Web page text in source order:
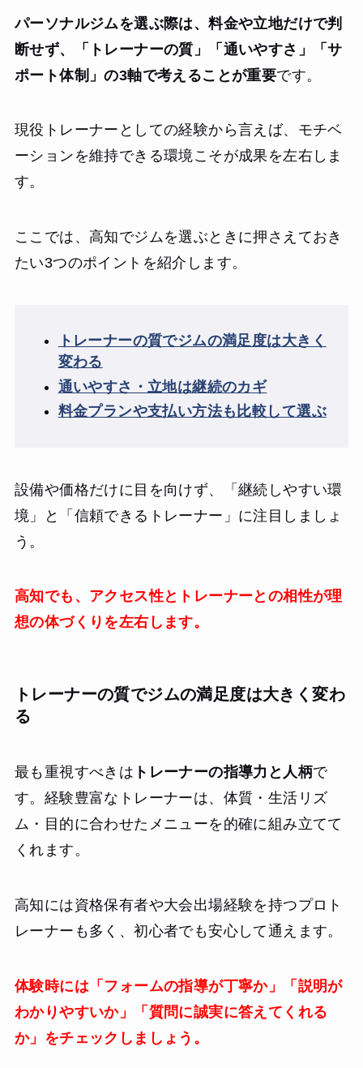
パーソナルジムを選ぶ際は、料金や立地だけで判
断せず、「トレーナーの質」「通いやすさ」「サ
ポート体制」の3軸で考えることが重要です。
現役トレーナーとしての経験から言えば、モチベ
ーションを維持できる環境こそが成果を左右しま
す。
ここでは、高知でジムを選ぶときに押さえておき
たい3つのポイントを紹介します。
トレーナーの質でジムの満足度は大きく
変わる
通いやすさ・立地は継続のカギ
料金プランや支払い方法も比較して選ぶ
設備や価格だけに目を向けず、「継続しやすい環
境」と「信頼できるトレーナー」に注目しましょ
う。
高知でも、アクセス性とトレーナーとの相性が理
想の体づくりを左右します。
トレーナーの質でジムの満足度は大きく変わ
る
最も重視すべきは トレーナーの指導力と人柄で
す。経験豊富なトレーナーは、体質・生活リズ
ム・目的に合わせたメニューを的確に組み立てて
くれます。
高知には資格保有者や大会出場経験を持つプロト
レーナーも多く、初心者でも安心して通えます。
体験時には「フォームの指導が丁寧か」「説明が
わかりやすいか」「質問に誠実に答えてくれる
か」をチェックしましょう。